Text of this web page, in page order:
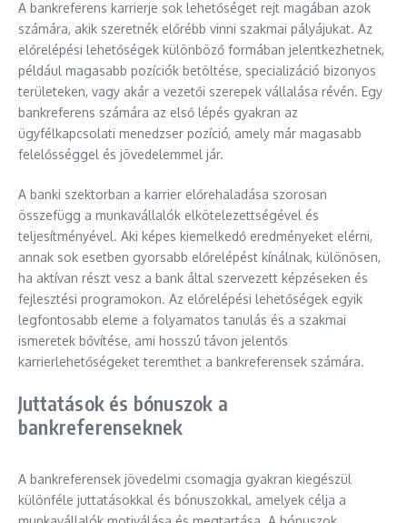
A bankreferens karrierje sok lehetőséget rejt magában azok
számára, akik szeretnék előrébb vinni szakmai pályájukat. Az
előrelépési lehetőségek különböző formában jelentkezhetnek,
például magasabb pozíciók betöltése, specializáció bizonyos
területeken, vagy akár a vezetői szerepek vállalása révén. Egy
bankreferens számára az első lépés gyakran az
ügyfélkapcsolati menedzser pozíció, amely már magasabb
felelősséggel és jövedelemmel jár.
A banki szektorban a karrier előrehaladása szorosan
összefügg a munkavállalók elkötelezettségével és
teljesítményével. Aki képes kiemelkedő eredményeket elérni,
annak sok esetben gyorsabb előrelépést kínálnak, különösen,
ha aktívan részt vesz a bank által szervezett képzéseken és
fejlesztési programokon. Az előrelépési lehetőségek egyik
legfontosabb eleme a folyamatos tanulás és a szakmai
ismeretek bővítése, ami hosszú távon jelentős
karrierlehetőségeket teremthet a bankreferensek számára.
Juttatások és bónuszok a
bankreferenseknek
A bankreferensek jövedelmi csomagja gyakran kiegészül
különféle juttatásokkal és bónuszokkal, amelyek célja a